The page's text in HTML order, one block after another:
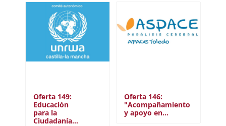
Oferta 149:
Educación
para la
Ciudadanía…
Oferta 146:
"Acompañamiento
y apoyo en…